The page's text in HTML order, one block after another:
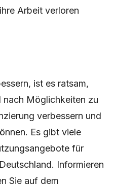
Arbeit verloren
ist es ratsam,
nach Möglichkeiten zu
verbessern und
Es gibt viele
für
Informieren
Sie auf dem